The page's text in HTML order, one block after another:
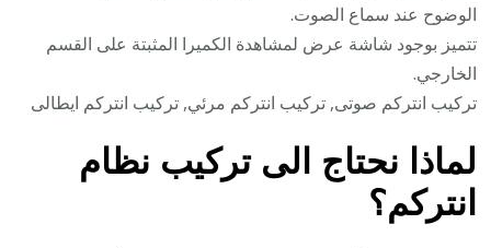
الوضوح عند سماع الصوت.
تتميز بوجود شاشة عرض لمشاهدة الكميرا المثبتة على القسم
الخارجي.
تركيب انتركم صوتى, تركيب انتركم مرئي, تركيب انتركم ايطالى
لماذا نحتاج الى تركيب نظام
انتركم؟